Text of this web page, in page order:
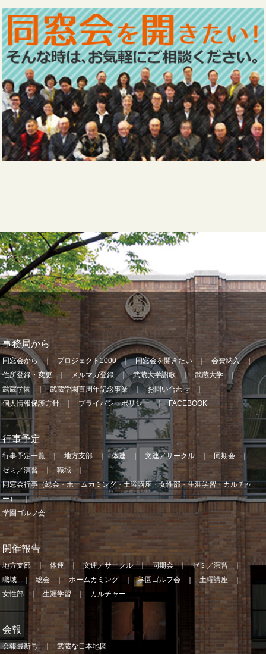
事務局から
同窓会から プロジェクト1000 同窓会を開きたい
会費納入
住所登録・変更
メルマガ登録 武蔵大学讃歌
武蔵大学
武蔵学園
武蔵学園百周年記念事業
お問い合わせ
個人情報保護方針
プライバシーポリシー FACEBOOK
行事予定
行事予定一覧 地方支部 体連 文連／サークル
同期会
ゼミ／演習
職域
同窓会行事（総会・ホームカミング・土曜講座・女性部・生涯学習・カルチャ
ー）
学園ゴルフ会
開催報告
地方支部 体連 文連／サークル 同期会
ゼミ／演習
職域
総会 ホームカミング 学園ゴルフ会
土曜講座
女性部
生涯学習 カルチャー
会報
会報最新号 武蔵な日本地図